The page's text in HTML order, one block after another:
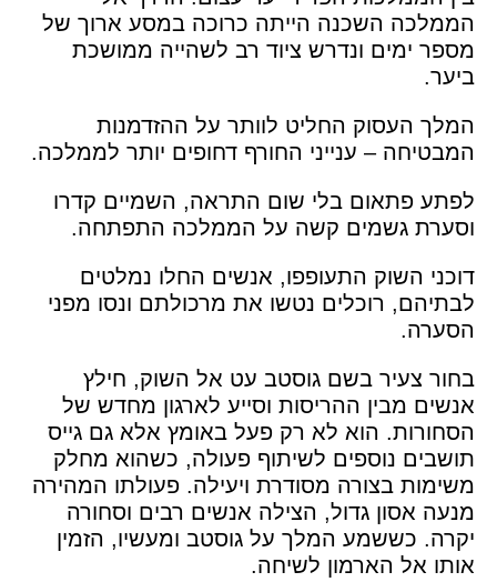
הממלכה השכנה הייתה כרוכה במסע ארוך של
מספר ימים ונדרש ציוד רב לשהייה ממושכת
ביער.
המלך העסוק החליט לוותר על ההזדמנות
המבטיחה – ענייני החורף דחופים יותר לממלכה.
לפתע פתאום בלי שום התראה, השמיים קדרו
וסערת גשמים קשה על הממלכה התפתחה.
דוכני השוק התעופפו, אנשים החלו נמלטים
לבתיהם, רוכלים נטשו את מרכולתם ונסו מפני
הסערה.
בחור צעיר בשם גוסטב עט אל השוק, חילץ
אנשים מבין ההריסות וסייע לארגון מחדש של
הסחורות. הוא לא רק פעל באומץ אלא גם גייס
תושבים נוספים לשיתוף פעולה, כשהוא מחלק
משימות בצורה מסודרת ויעילה. פעולתו המהירה
מנעה אסון גדול, הצילה אנשים רבים וסחורה
יקרה. כששמע המלך על גוסטב ומעשיו, הזמין
אותו אל הארמון לשיחה.